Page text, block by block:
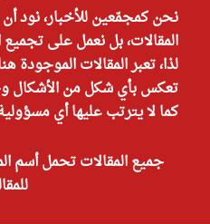
نحن كمجمّعين للأخبار، نود
المقالات، بل نعمل على
لذا، تعبر المقالات الموجودة
تعكس بأي شكل من الأشكال
كما لا يترتب عليها أي
جميع المقالات تحمل أسم